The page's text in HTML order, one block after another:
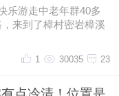
乐游走中老年群40多
，来到了樟村密岩樟溪
23
30035
1